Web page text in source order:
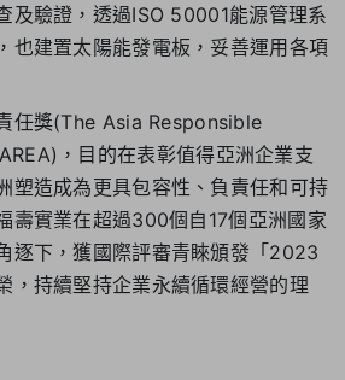
及驗證，透過ISO 50001能源管理系
也建置太陽能發電板，妥善運用各項
任獎(The Asia Responsible
，目的在表彰值得亞洲企業支
塑造成為更具包容性、負責任和可持
壽實業在超過300個自17個亞洲國家
逐下，獲國際評審青睞頒發「2023
，持續堅持企業永續循環經營的理